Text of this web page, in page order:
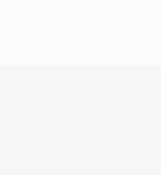
전히 나